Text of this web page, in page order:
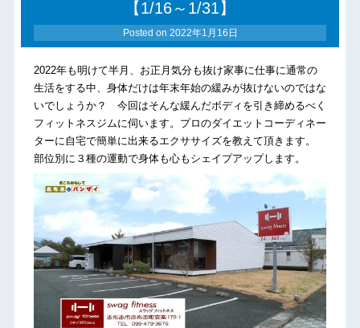
【1/16～1/31】
Posted on 2022年1月16日
2022年も明けて半月、お正月気分も抜け家事に仕事に通常の
生活をする中、身体だけは年末年始の緩みが抜けないのではな
いでしょうか？ 今回はそんな緩んだボディを引き締めるべく
フィットネスジムに伺います。プロのダイエットコーディネー
ターに自宅で簡単に出来るエクササイズを教えて頂きます。
部位別に３種の運動で身体も心もシェイプアップします。